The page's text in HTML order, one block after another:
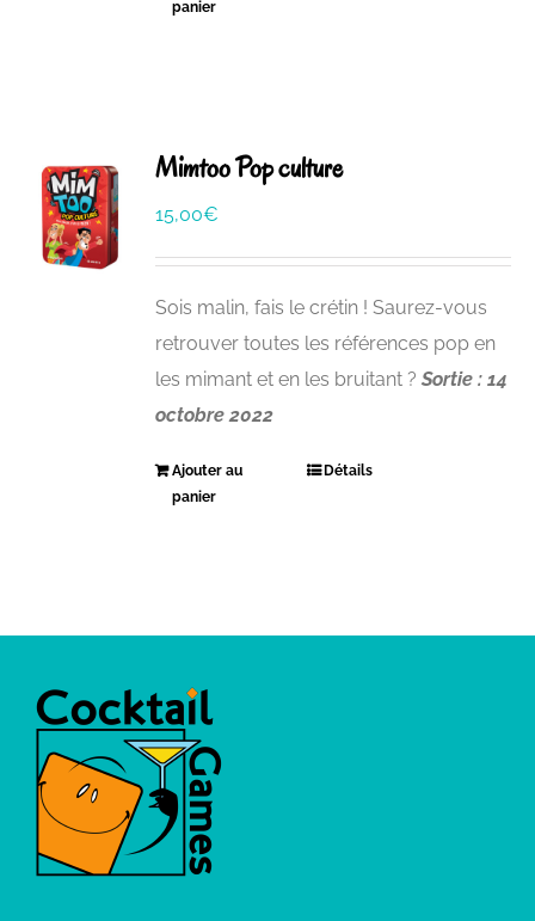
panier
Mimtoo Pop culture
15,00€
Sois malin, fais le crétin ! Saurez-vous
retrouver toutes les références pop en
les mimant et en les bruitant ?Sortie : 14
octobre 2022
Ajouter au
panier
Détails